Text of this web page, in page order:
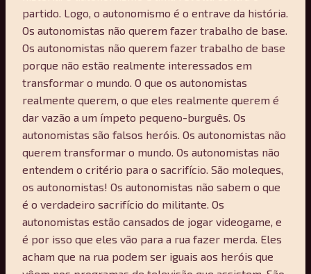
partido. Logo, o autonomismo é o entrave da história.
Os autonomistas não querem fazer trabalho de base.
Os autonomistas não querem fazer trabalho de base
porque não estão realmente interessados em
transformar o mundo. O que os autonomistas
realmente querem, o que eles realmente querem é
dar vazão a um ímpeto pequeno-burguês. Os
autonomistas são falsos heróis. Os autonomistas não
querem transformar o mundo. Os autonomistas não
entendem o critério para o sacrifício. São moleques,
os autonomistas! Os autonomistas não sabem o que
é o verdadeiro sacrifício do militante. Os
autonomistas estão cansados de jogar videogame, e
é por isso que eles vão para a rua fazer merda. Eles
acham que na rua podem ser iguais aos heróis que